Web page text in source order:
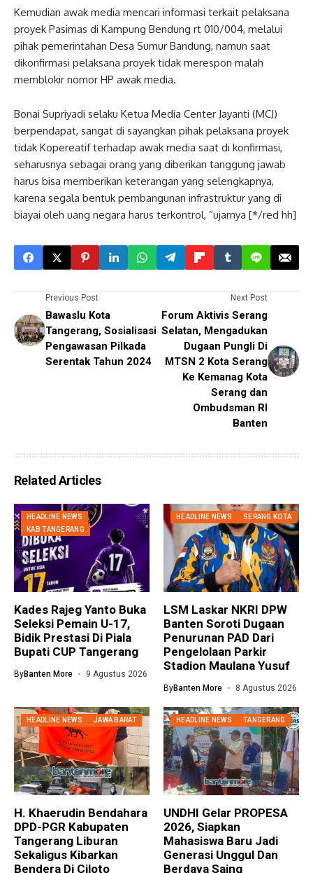
Kemudian awak media mencari informasi terkait pelaksana
proyek Pasimas di Kampung Bendung rt 010/004, melalui
pihak pemerintahan Desa Sumur Bandung, namun saat
dikonfirmasi pelaksana proyek tidak merespon malah
memblokir nomor HP awak media.
Bonai Supriyadi selaku Ketua Media Center Jayanti (MCJ)
berpendapat, sangat di sayangkan pihak pelaksana proyek
tidak Kopereatif terhadap awak media saat di konfirmasi,
seharusnya sebagai orang yang diberikan tanggung jawab
harus bisa memberikan keterangan yang selengkapnya,
karena segala bentuk pembangunan infrastruktur yang di
biayai oleh uang negara harus terkontrol, “ujarnya [*/red hh]
Previous Post
Bawaslu Kota
Tangerang, Sosialisasi
Pengawasan Pilkada
Serentak Tahun 2024
Next Post
Forum Aktivis Serang
Selatan, Mengadukan
Dugaan Pungli Di
MTSN 2 Kota Serang
Ke Kemanag Kota
Serang dan
Ombudsman RI
Banten
Related Articles
HEADLINE NEWS
KAB TANGERANG
Kades Rajeg Yanto Buka
Seleksi Pemain U-17,
Bidik Prestasi Di Piala
Bupati CUP Tangerang
ByBanten More 9 Agustus 2026
HEADLINE NEWS SERANG KOTA
LSM Laskar NKRI DPW
Banten Soroti Dugaan
Penurunan PAD Dari
Pengelolaan Parkir
Stadion Maulana Yusuf
ByBanten More 8 Agustus 2026
HEADLINE NEWS JAWA BARAT
H. Khaerudin Bendahara
DPD-PGR Kabupaten
Tangerang Liburan
Sekaligus Kibarkan
Bendera Di Ciloto
HEADLINE NEWS TANGERANG
UNDHI Gelar PROPESA
2026, Siapkan
Mahasiswa Baru Jadi
Generasi Unggul Dan
Berdaya Saing